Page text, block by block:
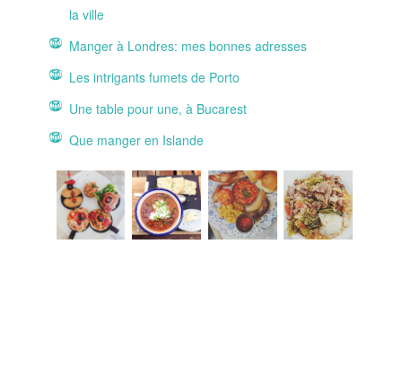
la ville
Manger à Londres: mes bonnes adresses
Les intrigants fumets de Porto
Une table pour une, à Bucarest
Que manger en Islande